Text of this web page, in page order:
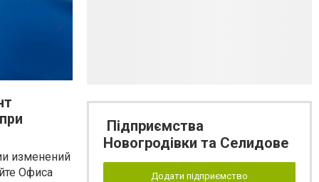
изменений
Офиса
Підприємства
Новогродівки та Селидове
Додати підприємство